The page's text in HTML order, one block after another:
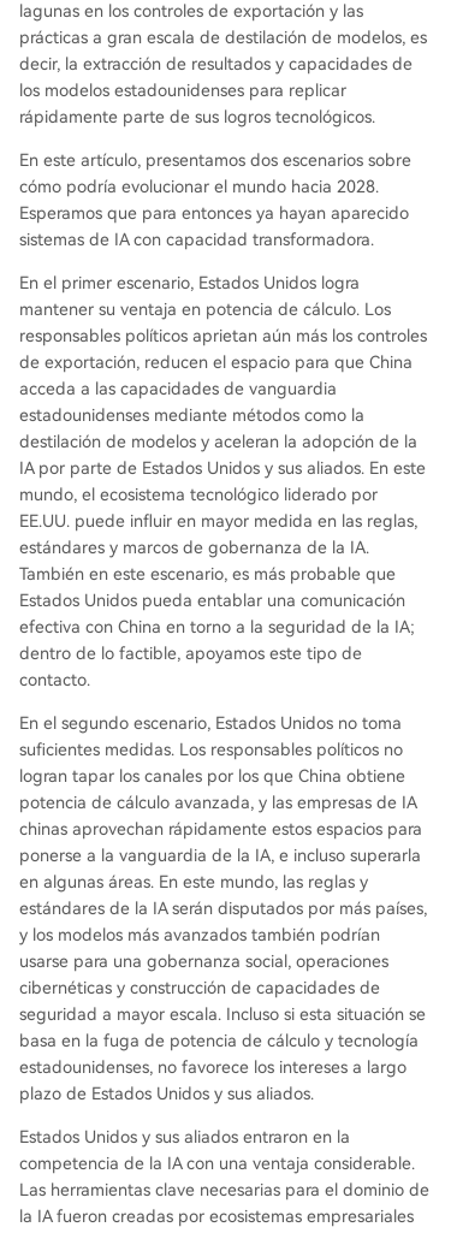
lagunas en los controles de exportación y las
prácticas a gran escala de destilación de modelos, es
decir, la extracción de resultados y capacidades de
los modelos estadounidenses para replicar
rápidamente parte de sus logros tecnológicos.
En este artículo, presentamos dos escenarios sobre
cómo podría evolucionar el mundo hacia 2028.
Esperamos que para entonces ya hayan aparecido
sistemas de IA con capacidad transformadora.
En el primer escenario, Estados Unidos logra
mantener su ventaja en potencia de cálculo. Los
responsables políticos aprietan aún más los controles
de exportación, reducen el espacio para que China
acceda a las capacidades de vanguardia
estadounidenses mediante métodos como la
destilación de modelos y aceleran la adopción de la
IA por parte de Estados Unidos y sus aliados. En este
mundo, el ecosistema tecnológico liderado por
EE.UU. puede influir en mayor medida en las reglas,
estándares y marcos de gobernanza de la IA.
También en este escenario, es más probable que
Estados Unidos pueda entablar una comunicación
efectiva con China en torno a la seguridad de la IA;
dentro de lo factible, apoyamos este tipo de
contacto.
En el segundo escenario, Estados Unidos no toma
suficientes medidas. Los responsables políticos no
logran tapar los canales por los que China obtiene
potencia de cálculo avanzada, y las empresas de IA
chinas aprovechan rápidamente estos espacios para
ponerse a la vanguardia de la IA, e incluso superarla
en algunas áreas. En este mundo, las reglas y
estándares de la IA serán disputados por más países,
y los modelos más avanzados también podrían
usarse para una gobernanza social, operaciones
cibernéticas y construcción de capacidades de
seguridad a mayor escala. Incluso si esta situación se
basa en la fuga de potencia de cálculo y tecnología
estadounidenses, no favorece los intereses a largo
plazo de Estados Unidos y sus aliados.
Estados Unidos y sus aliados entraron en la
competencia de la IA con una ventaja considerable.
Las herramientas clave necesarias para el dominio de
la IA fueron creadas por ecosistemas empresariales